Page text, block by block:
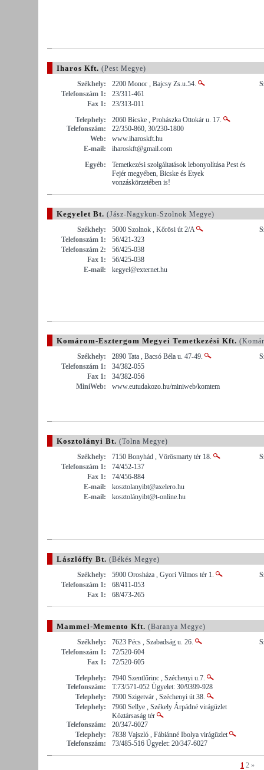
Iharos Kft. (Pest Megye)
Székhely:
2200 Monor , Bajcsy Zs.u.54.
Telefonszám 1:
23/311-461
Fax 1:
23/313-011
Telephely:
2060 Bicske , Prohászka Ottokár u. 17.
Telefonszám:
22/350-860, 30/230-1800
Web:
www.iharoskft.hu
E-mail:
iharoskft@gmail.com
Egyéb:
Temetkezési szolgáltatások lebonyolítása Pest és
Fejér megyében, Bicske és Etyek
vonzáskörzetében is!
Kegyelet Bt. (Jász-Nagykun-Szolnok Megye)
Székhely:
5000 Szolnok , Kőrösi út 2/A
Telefonszám 1:
56/421-323
Telefonszám 2:
56/425-038
Fax 1:
56/425-038
E-mail:
kegyel@externet.hu
Komárom-Esztergom Megyei Temetkezési Kft.
Székhely:
2890 Tata , Bacsó Béla u. 47-49.
Telefonszám 1:
34/382-055
Fax 1:
34/382-056
MiniWeb:
www.eutudakozo.hu/miniweb/komtem
Kosztolányi Bt. (Tolna Megye)
Székhely:
7150 Bonyhád , Vörösmarty tér 18.
Telefonszám 1:
74/452-137
Fax 1:
74/456-884
E-mail:
kosztolanyibt@axelero.hu
E-mail:
kosztolányibt@t-online.hu
Lászlóffy Bt. (Békés Megye)
Székhely:
5900 Orosháza , Gyori Vilmos tér 1.
Telefonszám 1:
68/411-053
Fax 1:
68/473-265
Mammel-Memento Kft. (Baranya Megye)
Székhely:
7623 Pécs , Szabadság u. 26.
Telefonszám 1:
72/520-604
Fax 1:
72/520-605
Telephely:
7940 Szentlőrinc , Széchenyi u.7.
Telefonszám:
T:73/571-052 Ügyelet: 30/9399-928
Telephely:
7900 Szigetvár , Széchenyi út 38.
Telephely:
7960 Sellye , Székely Árpádné virágüzlet
Köztársaság tér
Telefonszám:
20/347-6027
Telephely:
7838 Vajszló , Fábiánné Ibolya virágüzlet
Telefonszám:
73/485-516 Ügyelet: 20/347-6027
1 2 »